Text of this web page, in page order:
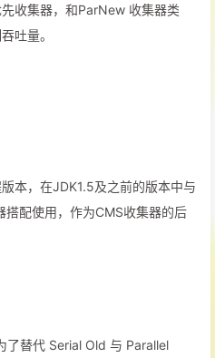
收集器，和ParNew 收集器类
吐量。
本，在JDK1.5及之前的版本中与
配使用，作为CMS收集器的后
了替代 Serial Old 与 Parallel